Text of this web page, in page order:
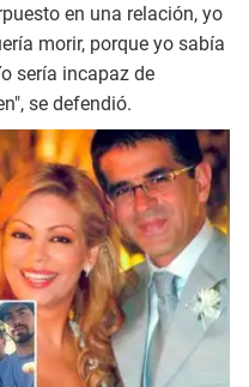
en una relación, yo
morir, porque yo sabía
sería incapaz de
se defendió.